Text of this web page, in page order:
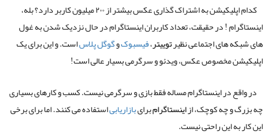
کدام اپلیکیشن به اشتراک گذاری عکس بیشتر از ۲۰۰ میلیون کاربر دارد؟ بله،
اینستاگرام ! در حقیقت، تعداد کاربران اینستاگرام در حال نزدیک شدن به غول
های شبکه های اجتماعی نظیرتوییتر،فیسبوکوگوگل پلاساست. و این برای یک
اپلیکیشن مخصوص عکس، ویدئو و سرگرمی بسیار عالی است!
در واقع در اینستاگرام مساله فقط بازی و سرگرمی نیست. کسب و کارهای بسیاری
چه بزرگ و چه کوچک، ازاینستاگرامبرایبازاریابیاستفاده می کنند. اما برای برخی
این کار به این راحتی نیست.